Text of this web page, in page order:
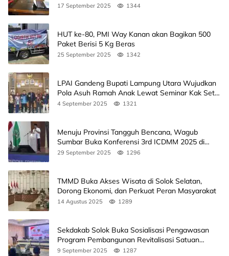
17 September 2025 1344
HUT ke-80, PMI Way Kanan akan Bagikan 500
Paket Berisi 5 Kg Beras
25 September 2025 1342
LPAI Gandeng Bupati Lampung Utara Wujudkan
Pola Asuh Ramah Anak Lewat Seminar Kak Seto,
Ini Jadwalnya
4 September 2025 1321
Menuju Provinsi Tangguh Bencana, Wagub
Sumbar Buka Konferensi 3rd ICDMM 2025 di
Unand
29 September 2025 1296
TMMD Buka Akses Wisata di Solok Selatan,
Dorong Ekonomi, dan Perkuat Peran Masyarakat
14 Agustus 2025 1289
Sekdakab Solok Buka Sosialisasi Pengawasan
Program Pembangunan Revitalisasi Satuan
Pendidikan
9 September 2025 1287